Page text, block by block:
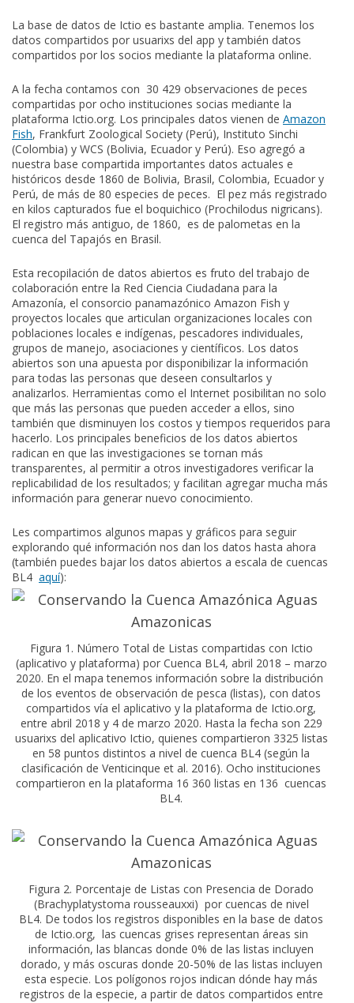
La base de datos de Ictio es bastante amplia. Tenemos los
datos compartidos por usuarixs del app y también datos
compartidos por los socios mediante la plataforma online.
A la fecha contamos con 30 429 observaciones de peces
compartidas por ocho instituciones socias mediante la
plataforma Ictio.org. Los principales datos vienen de Amazon
Fish, Frankfurt Zoological Society (Perú), Instituto Sinchi
(Colombia) y WCS (Bolivia, Ecuador y Perú). Eso agregó a
nuestra base compartida importantes datos actuales e
históricos desde 1860 de Bolivia, Brasil, Colombia, Ecuador y
Perú, de más de 80 especies de peces. El pez más registrado
en kilos capturados fue el boquichico (Prochilodus nigricans).
El registro más antiguo, de 1860, es de palometas en la
cuenca del Tapajós en Brasil.
Esta recopilación de datos abiertos es fruto del trabajo de
colaboración entre la Red Ciencia Ciudadana para la
Amazonía, el consorcio panamazónico Amazon Fish y
proyectos locales que articulan organizaciones locales con
poblaciones locales e indígenas, pescadores individuales,
grupos de manejo, asociaciones y científicos. Los datos
abiertos son una apuesta por disponibilizar la información
para todas las personas que deseen consultarlos y
analizarlos. Herramientas como el Internet posibilitan no solo
que más las personas que pueden acceder a ellos, sino
también que disminuyen los costos y tiempos requeridos para
hacerlo. Los principales beneficios de los datos abiertos
radican en que las investigaciones se tornan más
transparentes, al permitir a otros investigadores verificar la
replicabilidad de los resultados; y facilitan agregar mucha más
información para generar nuevo conocimiento.
Les compartimos algunos mapas y gráficos para seguir
explorando qué información nos dan los datos hasta ahora
(también puedes bajar los datos abiertos a escala de cuencas
BL4 aquí):
Figura 1. Número Total de Listas compartidas con Ictio
(aplicativo y plataforma) por Cuenca BL4, abril 2018 – marzo
2020. En el mapa tenemos información sobre la distribución
de los eventos de observación de pesca (listas), con datos
compartidos vía el aplicativo y la plataforma de Ictio.org,
entre abril 2018 y 4 de marzo 2020. Hasta la fecha son 229
usuarixs del aplicativo Ictio, quienes compartieron 3325 listas
en 58 puntos distintos a nivel de cuenca BL4 (según la
clasificación de Venticinque et al. 2016). Ocho instituciones
compartieron en la plataforma 16 360 listas en 136 cuencas
BL4.
Figura 2. Porcentaje de Listas con Presencia de Dorado
(Brachyplatystoma rousseauxxi) por cuencas de nivel
BL4. De todos los registros disponibles en la base de datos
de Ictio.org, las cuencas grises representan áreas sin
información, las blancas donde 0% de las listas incluyen
dorado, y más oscuras donde 20-50% de las listas incluyen
esta especie. Los polígonos rojos indican dónde hay más
registros de la especie, a partir de datos compartidos entre